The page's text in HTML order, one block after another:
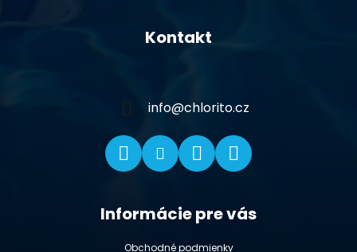
Kontakt
info@chlorito.cz
Informácie pre vás
Obchodné podmienky